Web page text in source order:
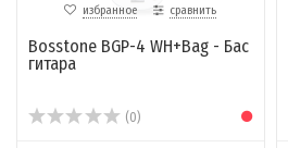
избранное сравнить
Bosstone BGP-4 WH+Bag - Бас
гитара
(0)